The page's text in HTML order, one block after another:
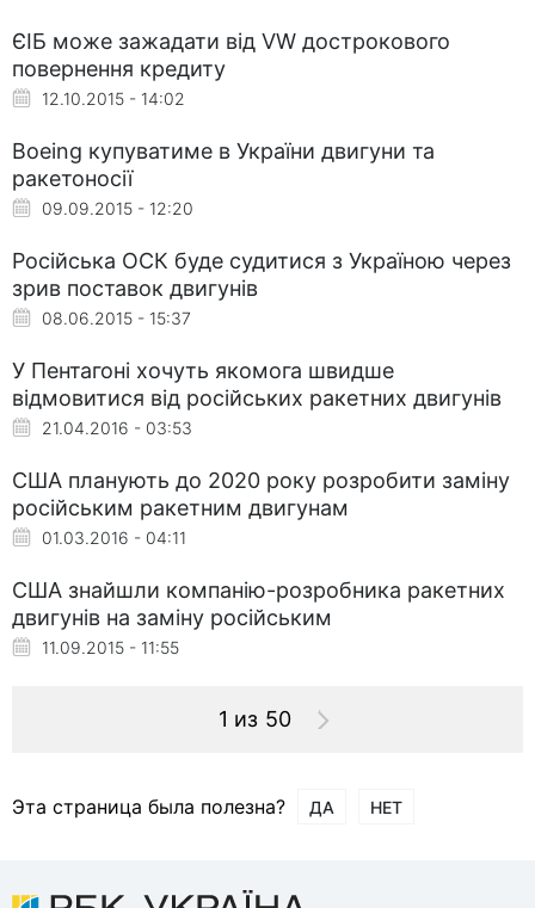
ЄІБ може зажадати від VW дострокового
повернення кредиту
12.10.2015 - 14:02
Boeing купуватиме в України двигуни та
ракетоносії
09.09.2015 - 12:20
Російська ОСК буде судитися з Україною через
зрив поставок двигунів
08.06.2015 - 15:37
У Пентагоні хочуть якомога швидше
відмовитися від російських ракетних двигунів
21.04.2016 - 03:53
США планують до 2020 року розробити заміну
російським ракетним двигунам
01.03.2016 - 04:11
США знайшли компанію-розробника ракетних
двигунів на заміну російським
11.09.2015 - 11:55
1 из 50
Эта страница была полезна? ДА НЕТ